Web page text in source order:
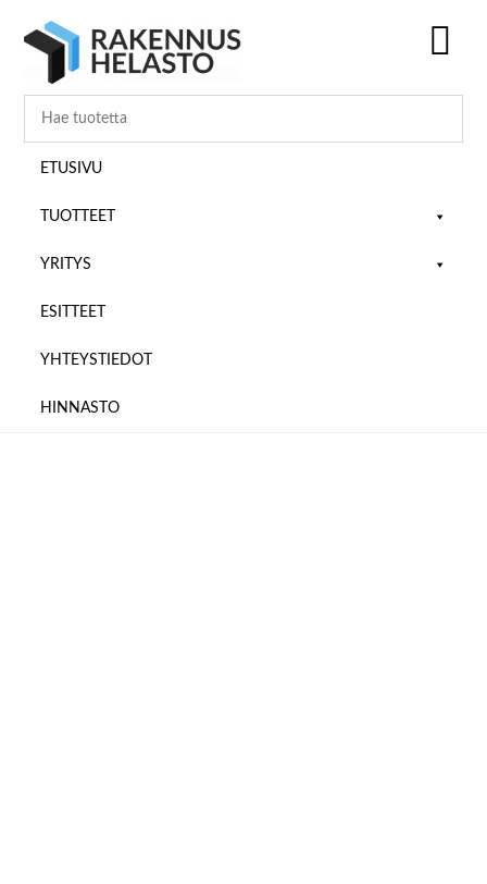
pääsisältöön
ensisijaiseen
alatunnisteeseen
ETUSIVU
TUOTTEET
YRITYS
ESITTEET
YHTEYSTIEDOT
HINNASTO